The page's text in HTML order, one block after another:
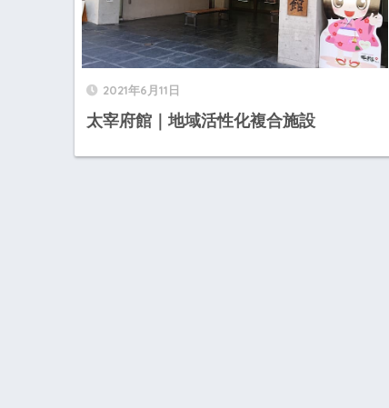
2021年6月11日
太宰府館｜地域活性化複合施設